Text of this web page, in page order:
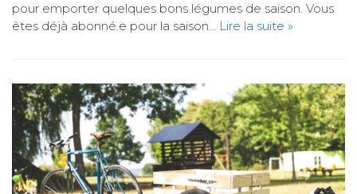
pour emporter quelques bons légumes de saison. Vous
êtes déjà abonné.e pour la saison… Lire la suite »